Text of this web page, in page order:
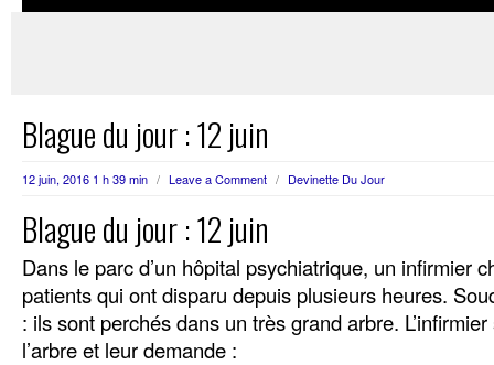
Blague du jour : 12 juin
12 juin, 2016 1 h 39 min / Leave a Comment / Devinette Du Jour
Blague du jour : 12 juin
Dans le parc d’un hôpital psychiatrique, un infirmier
patients qui ont disparu depuis plusieurs heures.
: ils sont perchés dans un très grand arbre.
l’arbre et leur demande :